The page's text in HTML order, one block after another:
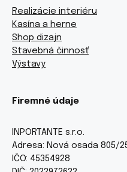
Realizácie interiéru
Kasína a herne
Shop dizajn
Stavebná činnosť
Výstavy
Firemné údaje
INPORTANTE s.r.o.
Adresa: Nová osada 805/
IČO: 45354928